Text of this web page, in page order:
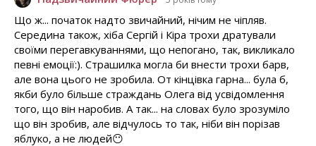
Що ж... початок надто звичайний, нічим не чіпляв.
Середина також, хіба Сергій і Кіра трохи дратували
своїми перегавкуваннями, що непогано, так, викликало
певні емоції:). Страшилка могла би внести трохи барв,
але вона цього не зробила. От кінцівка гарна... була б,
якби було більше страждань Олега від усвідомлення
того, що він наробив. А так... на словах було зрозуміло
що він зробив, але відчулось то так, ніби він порізав
яблуко, а не людей😶